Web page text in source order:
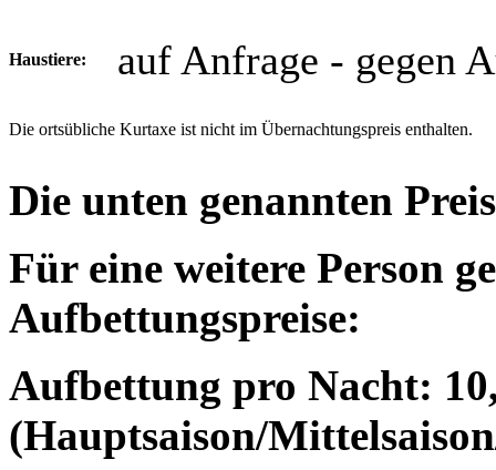
Haustiere: auf Anfrage - gegen
Die ortsübliche Kurtaxe ist nicht im Übernachtungspreis enthalten.
Die unten genannten
Für eine weitere Person
Aufbettungspreise:
Aufbettung pro Nacht:
(Hauptsaison/